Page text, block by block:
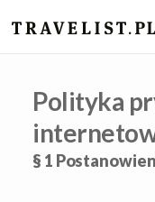
Polityka
§ 1